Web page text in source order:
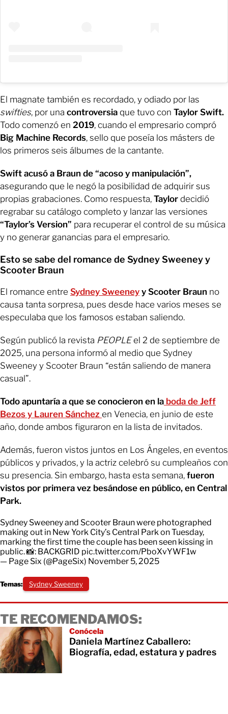
El magnate también es recordado, y odiado por las
swifties, por una controversia que tuvo con Taylor Swift.
Todo comenzó en 2019, cuando el empresario compró
Big Machine Records, sello que poseía los másters de
los primeros seis álbumes de la cantante.
Swift acusó a Braun de “acoso y manipulación”,
asegurando que le negó la posibilidad de adquirir sus
propias grabaciones. Como respuesta, Taylor decidió
regrabar su catálogo completo y lanzar las versiones
“Taylor’s Version” para recuperar el control de su música
y no generar ganancias para el empresario.
Esto se sabe del romance de Sydney Sweeney y
Scooter Braun
El romance entre Sydney Sweeney y Scooter Braun no
causa tanta sorpresa, pues desde hace varios meses se
especulaba que los famosos estaban saliendo.
Según publicó la revista PEOPLEel 2 de septiembre de
2025, una persona informó al medio que Sydney
Sweeney y Scooter Braun “están saliendo de manera
casual”.
Todo apuntaría a que se conocieron en la boda de Jeff
Bezos y Lauren Sánchez en Venecia, en junio de este
año, donde ambos figuraron en la lista de invitados.
Además, fueron vistos juntos en Los Ángeles, en eventos
públicos y privados, y la actriz celebró su cumpleaños con
su presencia. Sin embargo, hasta esta semana, fueron
vistos por primera vez besándose en público, en Central
Park.
Sydney Sweeney and Scooter Braun were photographed
making out in New York City’s Central Park on Tuesday,
marking the first time the couple has been seen kissing in
public. 📸: BACKGRID pic.twitter.com/PboXvYWF1w
— Page Six (@PageSix) November 5, 2025
Temas: Sydney Sweeney
TE RECOMENDAMOS:
Conócela
Daniela Martínez Caballero:
Biografía, edad, estatura y padres